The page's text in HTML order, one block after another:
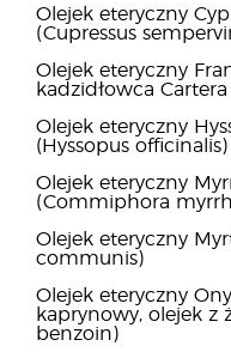
Olejek eteryczny
(Cupressus
Olejek eteryczny
kadzidłowca
Olejek eteryczny
(Hyssopus officinalis)
Olejek eteryczny
(Commiphora
Olejek eteryczny
communis)
Olejek eteryczny
kaprynowy, olejek z
benzoin)